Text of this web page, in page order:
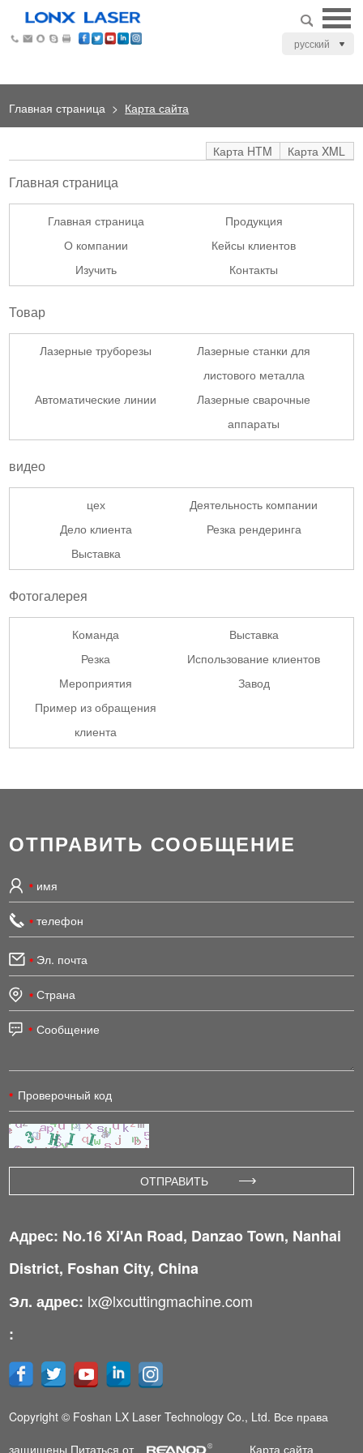
русский
Главная страница > Карта сайта
Карта XML
Карта HTM
Главная страница
Главная страница
Продукция
О компании
Кейсы клиентов
Изучить
Контакты
Товар
Лазерные труборезы
Лазерные станки для
листового металла
Автоматические линии
Лазерные сварочные
аппараты
видео
цех
Деятельность компании
Дело клиента
Резка рендеринга
Выставка
Фотогалерея
Команда
Выставка
Резка
Использование клиентов
Мероприятия
Завод
Пример из обращения
клиента
ОТПРАВИТЬ СООБЩЕНИЕ
Адрес: No.16 Xi'An Road, Danzao Town, Nanhai
District, Foshan City, China
Эл. адрес: lx@lxcuttingmachine.com
:
Copyright © Foshan LX Laser Technology Co., Ltd. Все права
защищены Питаться от
Карта сайта